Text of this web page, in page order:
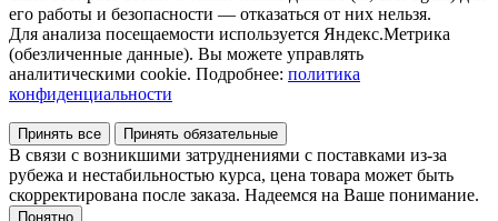
его работы и безопасности — отказаться от них нельзя.
Для анализа посещаемости используется Яндекс.Метрика
(обезличенные данные). Вы можете управлять
аналитическими cookie. Подробнее: политика
конфиденциальности
Принять все Принять обязательные
В связи с возникшими затруднениями с поставками из-за
рубежа и нестабильностью курса, цена товара может быть
скорректирована после заказа. Надеемся на Ваше понимание.
Понятно